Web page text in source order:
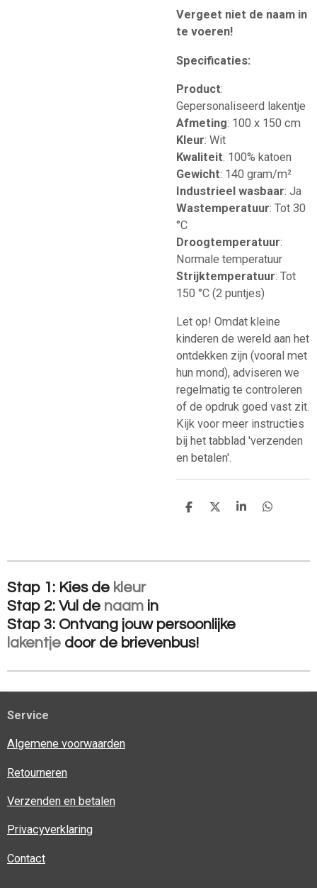
Vergeet niet de naam in
te voeren!
Specificaties:
Product:
Gepersonaliseerd lakentje
Afmeting: 100 x 150 cm
Kleur: Wit
Kwaliteit: 100% katoen
Gewicht: 140 gram/m²
Industrieel wasbaar: Ja
Wastemperatuur: Tot 30
°C
Droogtemperatuur:
Normale temperatuur
Strijktemperatuur: Tot
150 °C (2 puntjes)
Let op! Omdat kleine
kinderen de wereld aan het
ontdekken zijn (vooral met
hun mond), adviseren we
regelmatig te controleren
of de opdruk goed vast zit.
Kijk voor meer instructies
bij het tabblad 'verzenden
en betalen'.
D
n
D
S
e
D
n
Stap 1: Kies de kleur
Stap 2: Vul de naam in
Stap 3: Ontvang jouw persoonlijke
lakentje door de brievenbus!
Service
Algemene voorwaarden
Retourneren
Verzenden en betalen
Privacyverklaring
Contact